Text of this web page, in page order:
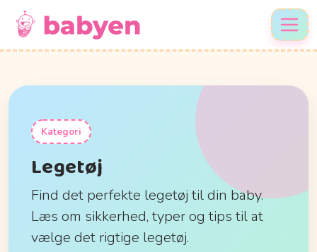
Kategori
Legetøj
Find det perfekte legetøj til din baby.
Læs om sikkerhed, typer og tips til at
vælge det rigtige legetøj.